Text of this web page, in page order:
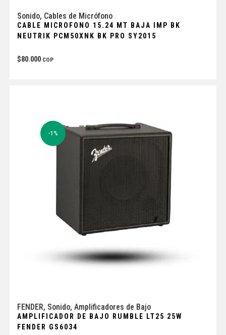
Sonido, Cables de Micrófono
CABLE MICROFONO 15.24 MT BAJA IMP BK
NEUTRIK PCM50XNK BK PRO SY2015
$80.000 COP
-1%
FENDER, Sonido, Amplificadores de Bajo
AMPLIFICADOR DE BAJO RUMBLE LT25 25W
FENDER GS6034